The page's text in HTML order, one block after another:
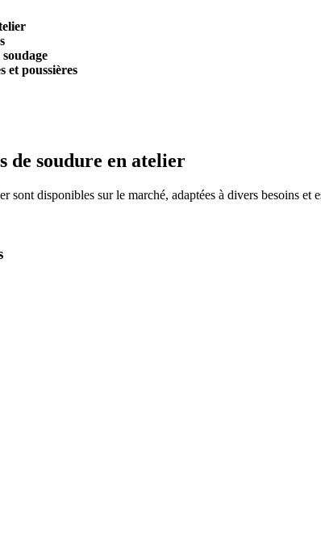
et poussières
de soudure en atelier
disponibles sur le marché, adaptées à divers besoins et